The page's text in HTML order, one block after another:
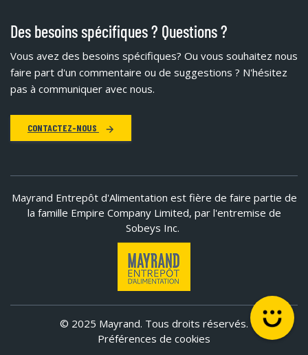
Des besoins spécifiques ? Questions ?
Vous avez des besoins spécifiques? Ou vous souhaitez nous
faire part d'un commentaire ou de suggestions ? N'hésitez
pas à communiquer avec nous.
CONTACTEZ-NOUS
Mayrand Entrepôt d'Alimentation est fière de faire partie de
la famille Empire Company Limited, par l'entremise de
Sobeys Inc.
© 2025 Mayrand. Tous droits réservés.
Préférences de cookies